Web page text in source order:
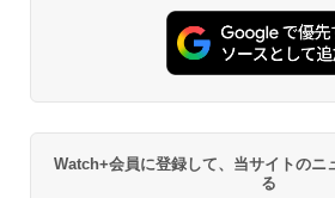
Watch+会員に登録して、当サイトのニ
る